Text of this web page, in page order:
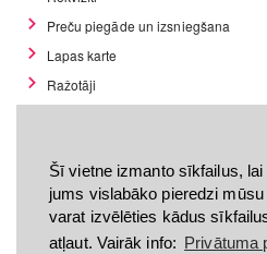
Šī vietne izmanto sīkfailus, lai
jums vislabāko pieredzi
varat izvēlēties kādus
atļaut. Vairāk info: Privātuma
Preču piegāde un izsniegšana
Lapas karte
Ražotāji
Privātuma politika
Pirkšanas noteikumi
GDPR datu rīki